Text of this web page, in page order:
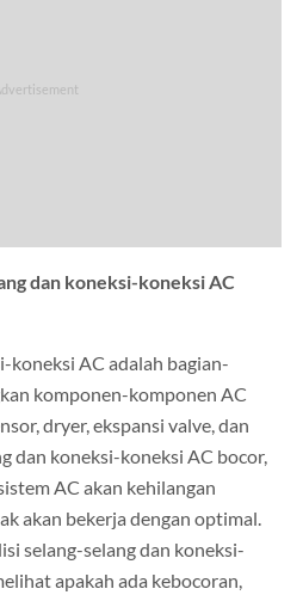
dan koneksi-koneksi AC
koneksi AC adalah bagian-
komponen-komponen AC
dryer, ekspansi valve, dan
dan koneksi-koneksi AC bocor,
AC akan kehilangan
akan bekerja dengan optimal.
selang-selang dan koneksi-
apakah ada kebocoran,